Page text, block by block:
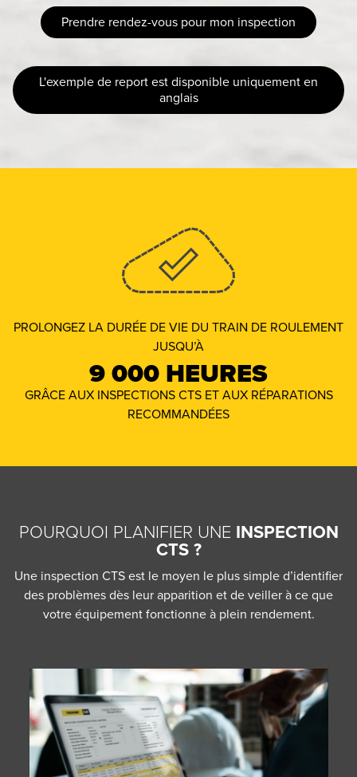
Prendre rendez-vous pour mon inspection
L'exemple de report est disponible uniquement en
anglais
PROLONGEZ LA DURÉE DE VIE DU TRAIN DE ROULEMENT
JUSQU’À
9 000 HEURES
GRÂCE AUX INSPECTIONS CTS ET AUX RÉPARATIONS
RECOMMANDÉES
POURQUOI PLANIFIER UNE INSPECTION
CTS ?
Une inspection CTS est le moyen le plus simple d’identifier
des problèmes dès leur apparition et de veiller à ce que
votre équipement fonctionne à plein rendement.